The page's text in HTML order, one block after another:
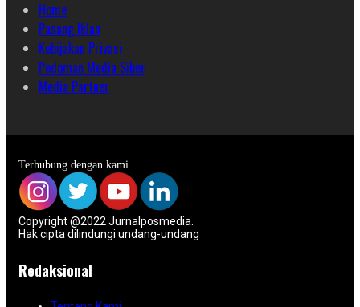
Home
Pasang Iklan
Kebijakan Privasi
Pedoman Media Siber
Media Partner
Terhubung dengan kami
Copyright @2022 Jurnalposmedia.
Hak cipta dilindungi undang-undang
Redaksional